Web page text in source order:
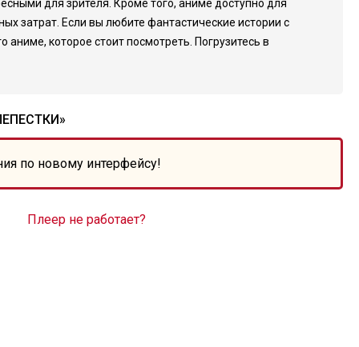
для зрителя. Кроме того, аниме доступно для
затрат. Если вы любите фантастические истории с
которое стоит посмотреть. Погрузитесь в
по новому интерфейсу!
Плеер не работает?